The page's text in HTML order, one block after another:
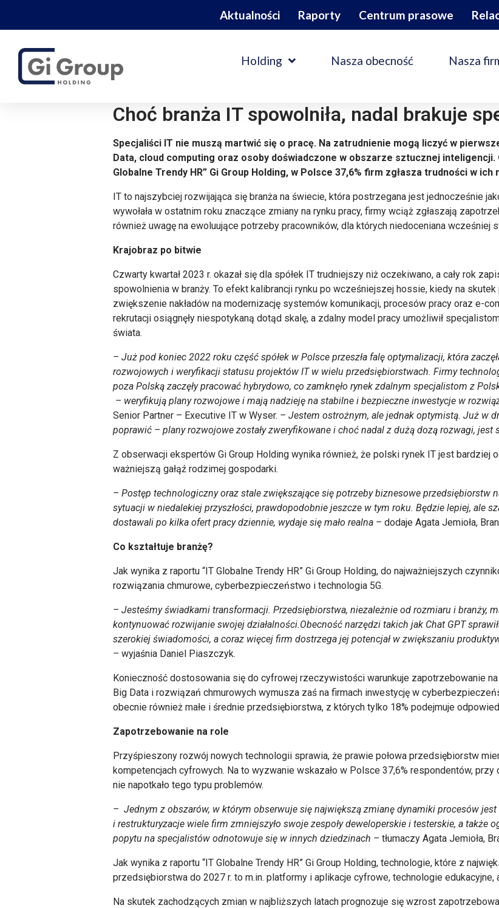
Aktualności Raporty Centrum prasowe
Holding Nasza obecność Nasza
Choć branża IT spowolniła, nadal brakuje
Specjaliści IT nie muszą martwić się o pracę. Na zatrudnienie mogą liczyć w
Data, cloud computing oraz osoby doświadczone w obszarze sztucznej
Globalne Trendy HR” Gi Group Holding, w Polsce 37,6% firm zgłasza trudności w
IT to najszybciej rozwijająca się branża na świecie, która postrzegana jest jednocześnie
wywołała w ostatnim roku znaczące zmiany na rynku pracy, firmy wciąż zgłaszają
również uwagę na ewoluujące potrzeby pracowników, dla których niedoceniana wcześniej
Krajobraz po bitwie
Czwarty kwartał 2023 r. okazał się dla spółek IT trudniejszy niż oczekiwano, a cały rok
spowolnienia w branży. To efekt kalibrancji rynku po wcześniejszej hossie, kiedy na
zwiększenie nakładów na modernizację systemów komunikacji, procesów pracy oraz e-
rekrutacji osiągnęły niespotykaną dotąd skalę, a zdalny model pracy umożliwił
świata.
– Już pod koniec 2022 roku część spółek w Polsce przeszła falę optymalizacji, która
rozwojowych i weryfikacji statusu projektów IT w wielu przedsiębiorstwach. Firmy
poza Polską zaczęły pracować hybrydowo, co zamknęło rynek zdalnym specjalistom z
– weryfikują plany rozwojowe i mają nadzieję na stabilne i bezpieczne inwestycje w
Senior Partner – Executive IT w Wyser. – Jestem ostrożnym, ale jednak optymistą. Już w
poprawić – plany rozwojowe zostały zweryfikowane i choć nadal z dużą dozą rozwagi, jest
Z obserwacji ekspertów Gi Group Holding wynika również, że polski rynek IT jest bardziej
ważniejszą gałąź rodzimej gospodarki.
–Postęp technologiczny oraz stale zwiększające się potrzeby biznesowe przedsiębiorstw
sytuacji w niedalekiej przyszłości, prawdopodobnie jeszcze w tym roku. Będzie lepiej, ale
dostawali po kilka ofert pracy dziennie, wydaje się mało realna –dodaje Agata Jemioła,
Co kształtuje branżę?
Jak wynika z raportu “IT Globalne Trendy HR” Gi Group Holding, do najważniejszych
rozwiązania chmurowe, cyberbezpieczeństwo i technologia 5G.
– Jesteśmy świadkami transformacji. Przedsiębiorstwa, niezależnie od rozmiaru i branży,
kontynuować rozwijanie swojej działalności.Obecność narzędzi takich jak Chat GPT
szerokiej świadomości, a coraz więcej firm dostrzega jej potencjał w zwiększaniu
– wyjaśnia Daniel Piaszczyk.
Konieczność dostosowania się do cyfrowej rzeczywistości warunkuje zapotrzebowanie
Big Data i rozwiązań chmurowych wymusza zaś na firmach inwestycję w
obecnie również małe i średnie przedsiębiorstwa, z których tylko 18% podejmuje
Zapotrzebowanie na role
Przyśpieszony rozwój nowych technologii sprawia, że prawie połowa przedsiębiorstw
kompetencjach cyfrowych. Na to wyzwanie wskazało w Polsce 37,6% respondentów,
nie napotkało tego typu problemów.
– Jednym z obszarów, w którym obserwuje się największą zmianę dynamiki procesów
i restrukturyzacje wiele firm zmniejszyło swoje zespoły deweloperskie i testerskie, a także
popytu na specjalistów odnotowuje się w innych dziedzinach – tłumaczy Agata Jemioła,
Jak wynika z raportu “IT Globalne Trendy HR” Gi Group Holding, technologie, które z
przedsiębiorstwa do 2027 r. to m.in. platformy i aplikacje cyfrowe, technologie
Na skutek zachodzących zmian w najbliższych latach prognozuje się wzrost